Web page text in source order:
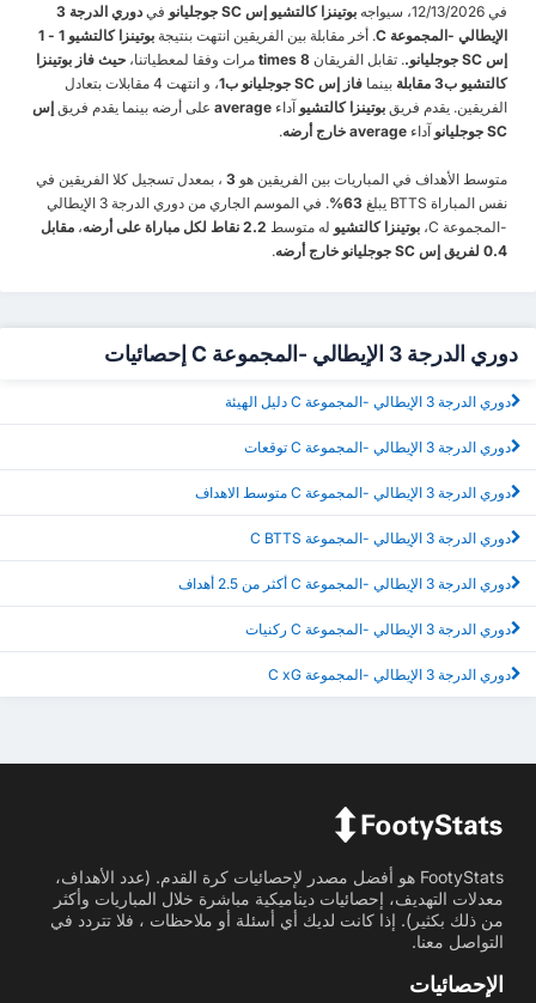
في 12/13/2026، سيواجه بوتينزا كالتشيو إس SC جوجليانو في
دوري الدرجة 3
الإيطالي -المجموعة C
. أخر مقابلة بين الفريقين انتهت بنتيجة
بوتينزا كالتشيو 1 - 1
إس SC جوجليانو.
. تقابل الفريقان 8 times مرات وفقا لمعطياتنا، حيث فاز بوتينزا
كالتشيو ب3 مقابلة
بينما فاز إس SC جوجليانو ب1
، و انتهت 4 مقابلات بتعادل
الفريقين. يقدم فريق بوتينزا كالتشيو آداء average على أرضه بينما يقدم فريق إس
SC جوجليانو
آداء average خارج أرضه .
متوسط الأهداف في المباريات بين الفريقين هو 3 ، بمعدل تسجيل كلا الفريقين في
نفس المباراة BTTS يبلغ
63%
. في الموسم الجاري من دوري الدرجة 3 الإيطالي
-المجموعة C،
بوتينزا كالتشيو له متوسط 2.2 نقاط لكل مباراة على أرضه ، مقابل
0.4 لفريق إس SC جوجليانو خارج أرضه
.
دوري الدرجة 3 الإيطالي -المجموعة C إحصائيات
دوري الدرجة 3 الإيطالي -المجموعة C دليل الهيئة
دوري الدرجة 3 الإيطالي -المجموعة C توقعات
دوري الدرجة 3 الإيطالي -المجموعة C متوسط الاهداف
دوري الدرجة 3 الإيطالي -المجموعة C BTTS
دوري الدرجة 3 الإيطالي -المجموعة C أكثر من 2.5 أهداف
دوري الدرجة 3 الإيطالي -المجموعة C ركنيات
دوري الدرجة 3 الإيطالي -المجموعة C xG
FootyStats هو أفضل مصدر لإحصائيات كرة القدم. (عدد الأهداف،
معدلات التهديف، إحصائيات ديناميكية مباشرة خلال المباريات وأكثر
من ذلك بكثير). إذا كانت لديك أي أسئلة أو ملاحظات ، فلا تتردد في
التواصل معنا.
الإحصائيات